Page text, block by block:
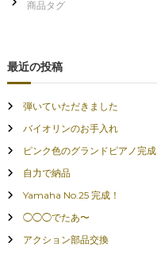
最近の投稿
弾いていただきました
バイオリンのお手入れ
ピンク色のグランドピアノ完成
自力で納品
Yamaha No.25 完成！
◯◯◯でたあ〜
アクション部品交換